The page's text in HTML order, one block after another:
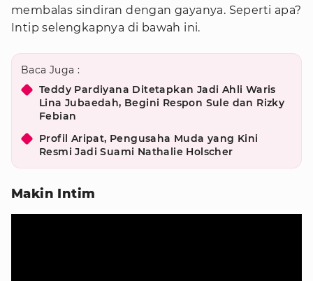
membalas sindiran dengan gayanya. Seperti apa?
Intip selengkapnya di bawah ini.
Baca Juga :
Teddy Pardiyana Ditetapkan Jadi Ahli Waris
Lina Jubaedah, Begini Respon Sule dan Rizky
Febian
Profil Aripat, Pengusaha Muda yang Kini
Resmi Jadi Suami Nathalie Holscher
Makin Intim